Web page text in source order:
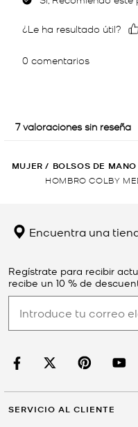
MUJER / BOLSOS DE MANO
HOMBRO COLBY
Encuentra una
Regístrate para recibir
recibe un 10 % de
SERVICIO AL CLIENTE